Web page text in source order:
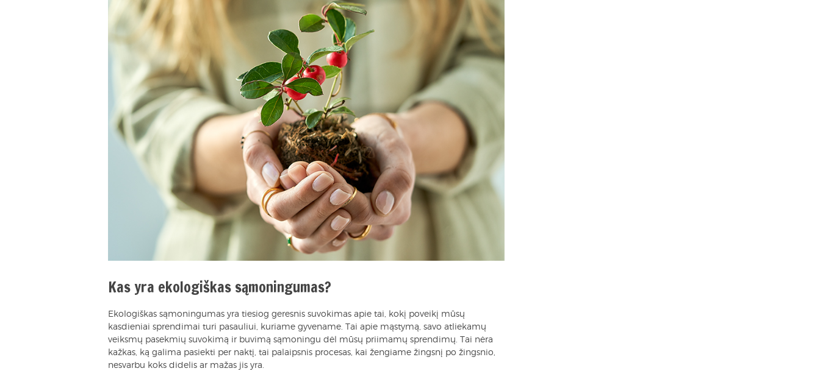
Kas yra ekologiškas sąmoningumas?
Ekologiškas sąmoningumas yra tiesiog geresnis suvokimas apie tai, kokį poveikį mūsų
kasdieniai sprendimai turi pasauliui, kuriame gyvename. Tai apie mąstymą, savo atliekamų
veiksmų pasekmių suvokimą ir buvimą sąmoningu dėl mūsų priimamų sprendimų. Tai nėra
kažkas, ką galima pasiekti per naktį, tai palaipsnis procesas, kai žengiame žingsnį po žingsnio,
nesvarbu koks didelis ar mažas jis yra.